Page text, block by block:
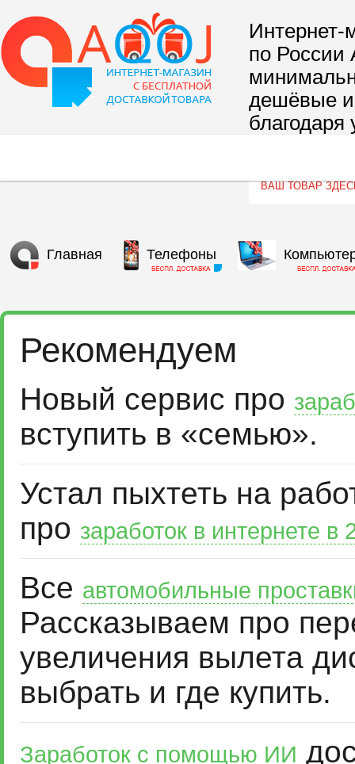
Интернет-
по России
дешёвые и
благодаря
Главная Телефоны
Рекомендуем
Новый сервис про
вступить в «семью».
Устал пыхтеть на
про заработок в интернете в
Все автомобильные
Рассказываем про
увеличения вылета
выбрать и где купить.
Заработок с помощью ИИ